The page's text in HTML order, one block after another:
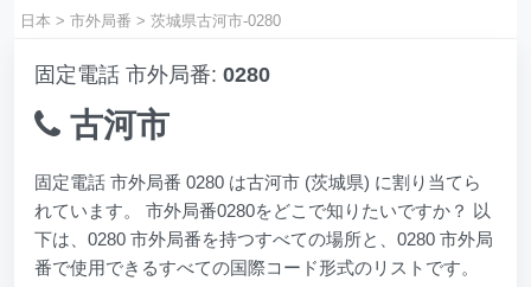
日本 > 市外局番 > 茨城県古河市-0280
固定電話 市外局番: 0280
古河市
固定電話 市外局番 0280 は古河市 (茨城県) に割り当てら
れています。 市外局番0280をどこで知りたいですか？ 以
下は、0280 市外局番を持つすべての場所と、0280 市外局
番で使用できるすべての国際コード形式のリストです。